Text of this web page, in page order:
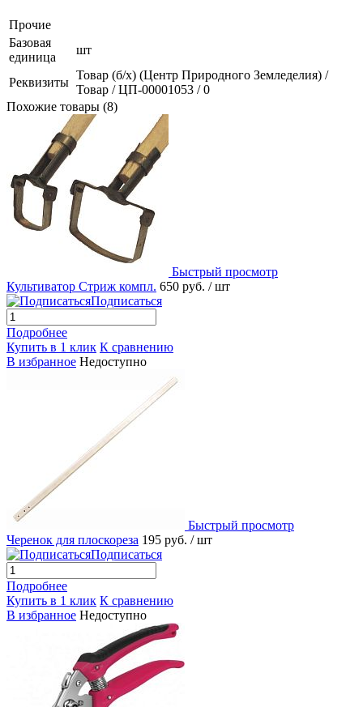
Прочие
Базовая
единица
шт
Реквизиты
Товар (б/х) (Центр Природного Земледелия) /
Товар / ЦП-00001053 / 0
Похожие товары (8)
Быстрый просмотр
Культиватор Стриж компл. 650 руб. / шт
Подписаться
Подробнее
Купить в 1 клик К сравнению
В избранное Недоступно
Быстрый просмотр
Черенок для плоскореза 195 руб. / шт
Подписаться
Подробнее
Купить в 1 клик К сравнению
В избранное Недоступно